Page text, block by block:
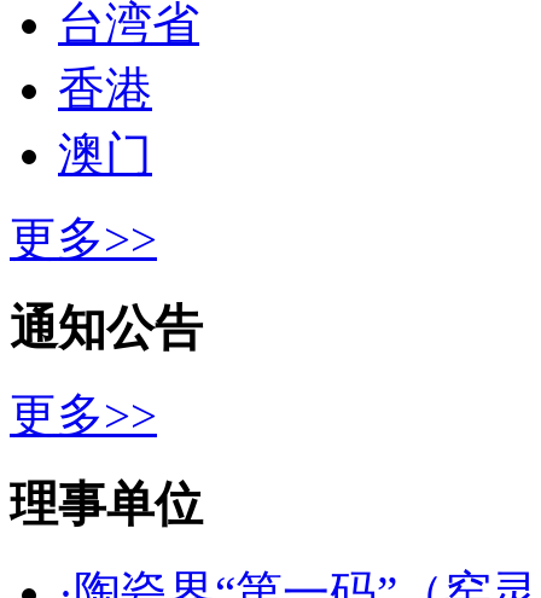
台湾省
香港
澳门
更多>>
通知公告
更多>>
理事单位